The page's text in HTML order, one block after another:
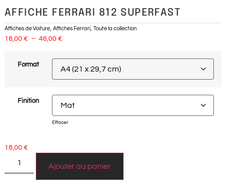
AFFICHE FERRARI 812 SUPERFAST
Affiches de Voiture, Affiches Ferrari, Toute la collection
18,00 € – 46,00 €
Format
Finition
Effacer
18,00 €
Ajouter au panier